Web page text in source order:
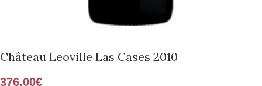
Château Leoville Las Cases 2010
376.00€